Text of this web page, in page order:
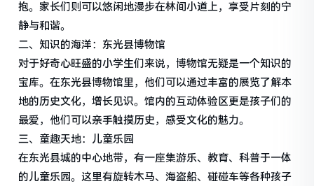
抱。家长们则可以悠闲地漫步在林间小道上，享受片刻的宁
静与和谐。
二、知识的海洋：东光县博物馆
对于好奇心旺盛的小学生们来说，博物馆无疑是一个知识的
宝库。在东光县博物馆里，他们可以通过丰富的展览了解本
地的历史文化，增长见识。馆内的互动体验区更是孩子们的
最爱，他们可以亲手触摸历史，感受文化的魅力。
三、童趣天地：儿童乐园
在东光县城的中心地带，有一座集游乐、教育、科普于一体
的儿童乐园。这里有旋转木马、海盗船、碰碰车等各种孩子